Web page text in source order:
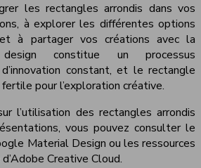
les rectangles arrondis dans vos
à explorer les différentes options
à partager vos créations avec la
constitue un processus
constant, et le rectangle
pour l’exploration créative.
l’utilisation des rectangles arrondis
vous pouvez consulter le
Material Design ou les ressources
Creative Cloud.